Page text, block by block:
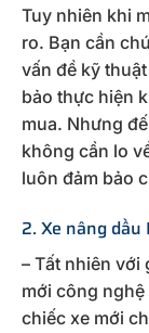
Tuy nhiên khi
ro. Bạn cần
vấn đề kỹ
bảo thực hiện
mua. Nhưng
không cần lo
luôn đảm bảo
2. Xe nâng dầu
– Tất nhiên với
mới công
chiếc xe mới